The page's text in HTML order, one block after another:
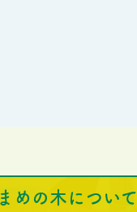
まめの木について